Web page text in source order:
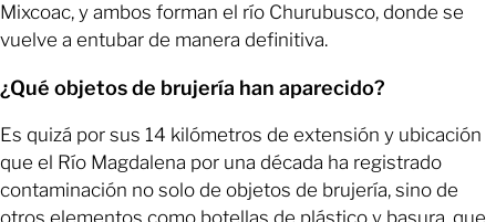
Mixcoac, y ambos forman el río Churubusco, donde se
vuelve a entubar de manera definitiva.
¿Qué objetos de brujería han aparecido?
Es quizá por sus 14 kilómetros de extensión y ubicación
que el Río Magdalena por una década ha registrado
contaminación no solo de objetos de brujería, sino de
otros elementos como botellas de plástico y basura, que